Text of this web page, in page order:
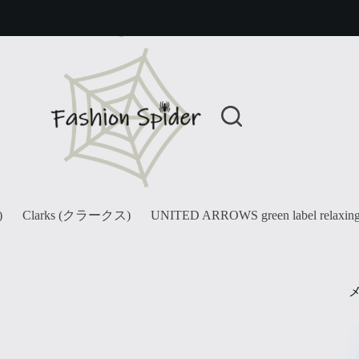
Clarks (クラークス) UNITED ARROWS green label